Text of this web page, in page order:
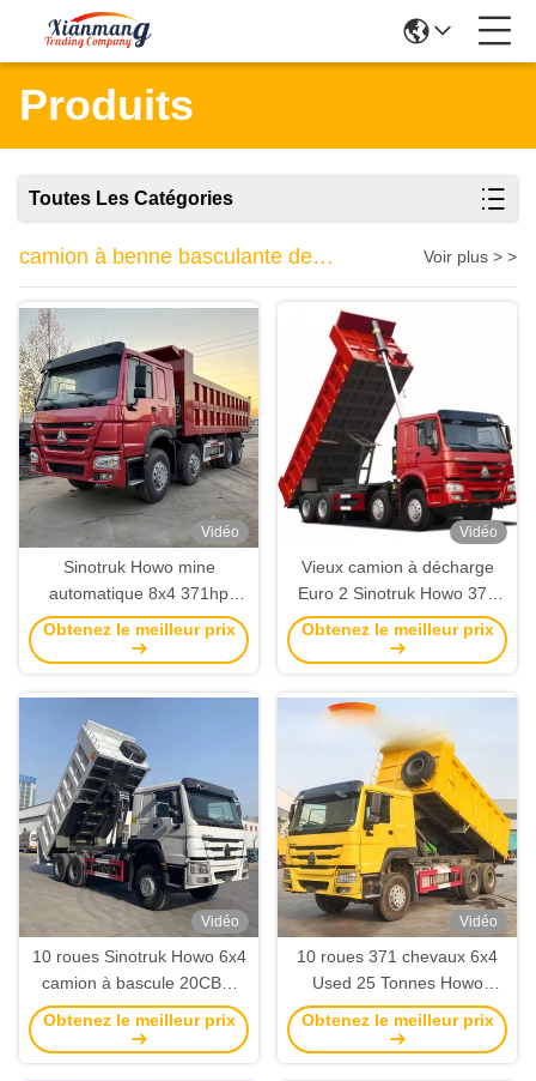
Produits
Toutes Les Catégories
camion à benne basculante de
sinotruk
Voir plus > >
Vidéo
Sinotruk Howo mine
automatique 8x4 371hp
camion de décharge de
sable 40 tonnes 60 tonnes
Obtenez le meilleur prix
Vidéo
Vieux camion à décharge
Euro 2 Sinotruk Howo 371
camion à remontage 8
tonnes à main droite
Obtenez le meilleur prix
Vidéo
10 roues Sinotruk Howo 6x4
camion à bascule 20CBM
Capacité Howo camion à
décharge LHD Drive
Obtenez le meilleur prix
Vidéo
10 roues 371 chevaux 6x4
Used 25 Tonnes Howo
Dump Truck avec longueur
du réservoir de chargement
Obtenez le meilleur prix